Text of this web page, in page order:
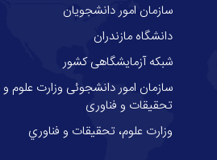
سازمان امور دانشجویان
دانشگاه مازندران
شبکه آزمایشگاهی کشور
سازمان امور دانشجوئی وزارت علوم و
تحقیقات و فناوری
وزارت علوم، تحقيقات و فناوري